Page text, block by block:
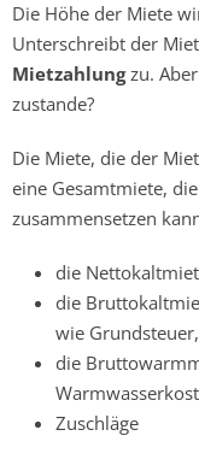
Die Höhe der Miete
Unterschreibt der
Mietzahlungzu.
zustande?
Die Miete, die der
eine Gesamtmiete,
zusammensetzen
die
die
wie
die
Zuschläge